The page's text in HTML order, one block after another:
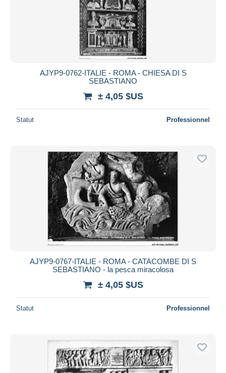
AJYP9-0762-ITALIE - ROMA - CHIESA DI S
SEBASTIANO
± 4,05 $US
Statut Professionnel
AJYP9-0767-ITALIE - ROMA - CATACOMBE DI S
SEBASTIANO - la pesca miracolosa
± 4,05 $US
Statut Professionnel